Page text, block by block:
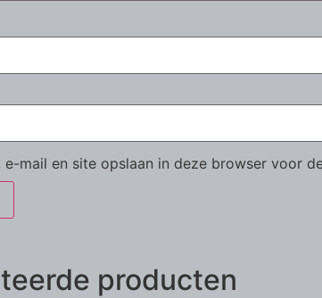
e-mail en site opslaan in deze browser voor
producten